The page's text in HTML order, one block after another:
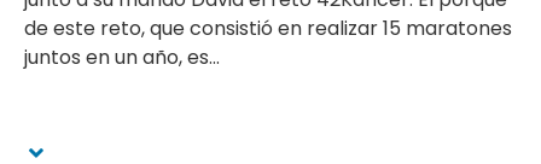
de este reto, que consistió en realizar 15 maratones
juntos en un año, es...